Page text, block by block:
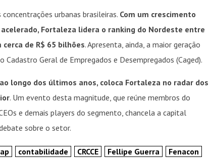
urbanas brasileiras. Com um crescimento
Fortaleza lidera o ranking do Nordeste entre
de R$ 65 bilhões. Apresenta, ainda, a maior geração
Geral de Empregados e Desempregados (Caged).
longo dos últimos anos, coloca Fortaleza no radar dos
. Um evento desta magnitude, que reúne membros do
e demais players do segmento, chancela a capital
sobre o setor.
contabilidade CRCCE Fellipe Guerra
Fenacon